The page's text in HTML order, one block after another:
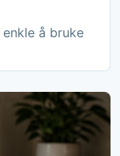
å bruke